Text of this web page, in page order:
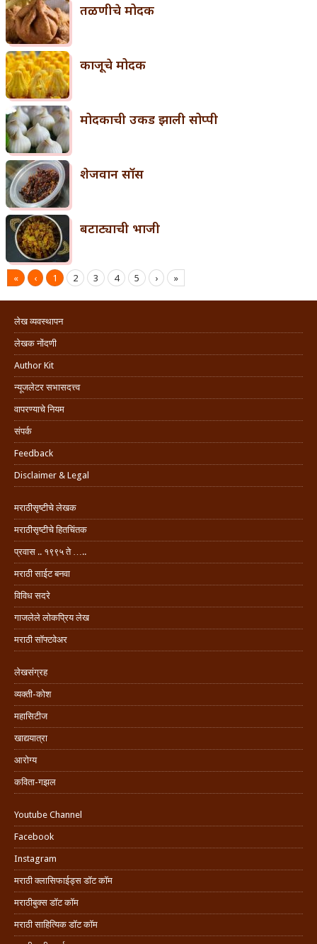
तळणीचे मोदक
काजूचे मोदक
मोदकाची उकड झाली सोप्पी
शेजवान सॉस
बटाट्याची भाजी
« ‹ 1 2 3 4 5 › »
लेख व्यवस्थापन
लेखक नोंदणी
Author Kit
न्यूजलेटर सभासदत्त्व
वापरण्याचे नियम
संपर्क
Feedback
Disclaimer & Legal
मराठीसृष्टीचे लेखक
मराठीसृष्टीचे हितचिंतक
प्रवास .. १९९५ ते …..
मराठी साईट बनवा
विविध सदरे
गाजलेले लोकप्रिय लेख
मराठी सॉफ्टवेअर
लेखसंग्रह
व्यक्ती-कोश
महासिटीज
खाद्ययात्रा
आरोग्य
कविता-गझल
Youtube Channel
Facebook
Instagram
मराठी क्लासिफाईड्स डॉट कॉम
मराठीबुक्स डॉट कॉम
मराठी साहित्यिक डॉट कॉम